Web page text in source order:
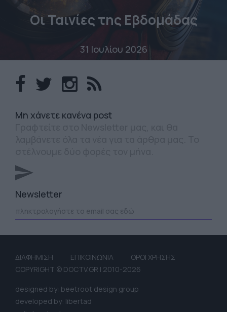
Οι Ταινίες της Εβδομάδας
31 Ιουλίου 2026
Mη χάνετε κανένα post
Newsletter
ΔΙΑΦΗΜΙΣΗ ΕΠΙΚΟΙΝΩΝΙΑ
ΟΡΟΙ ΧΡΗΣΗΣ
COPYRIGHT © DOCTV.GR | 2010-2026
designed by: beetroot design group
developed by: libertad